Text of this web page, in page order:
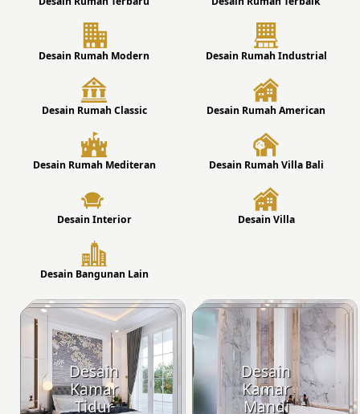
Desain Rumah Modern Desain Rumah Industrial
Desain Rumah Classic Desain Rumah American
Desain Rumah Mediteran Desain Rumah Villa Bali
Desain Interior Desain Villa
Desain Bangunan Lain
Desain
Kamar
Tidur
Desain
Kamar
Mandi